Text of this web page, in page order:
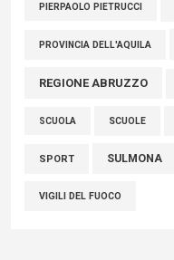
PIERPAOLO PIETRUCCI
PROVINCIA DELL'AQUILA
REGIONE ABRUZZO
SCUOLA SCUOLE
SPORT SULMONA
VIGILI DEL FUOCO